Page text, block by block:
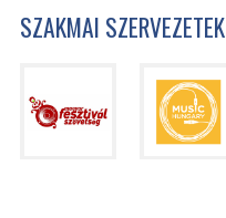
SZAKMAI SZERVEZETEK